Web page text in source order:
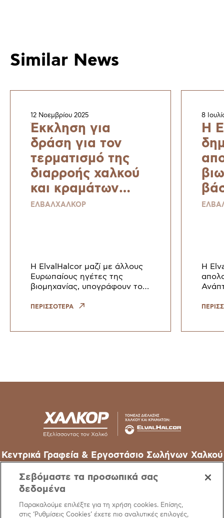
Similar News
12 Νοεμβρίου 2025
Έκκληση για
δράση για τον
τερματισμό της
διαρροής χαλκού
και κραμάτων
χαλκού – μιας
βιώσιμη Ευρώπη
ΕΛΒΑΛΧΑΛΚΟΡ
Η ElvalHalcor μαζί με άλλους
Ευρωπαίους ηγέτες της
βιομηχανίας, υπογράφουν το
Έκκληση για δράση για τον
ΠΕΡΙΣΣΟΤΕΡΑ
8
H
H
Κεντρικά Γραφεία & Εργοστάσιο Σωλήνων Χαλκού
62o χλμ Εθν. Οδού Αθηνών-Λαμίας, 32011 Οινόφυτα –
Βοιωτίας
T +30 22620 48111
Σεβόμαστε τα προσωπικά σας
δεδομένα
Παρακαλούμε επιλέξτε για τη χρήση cookies. Επίσης,
στις ‘Ρυθμίσεις Cookies’ έχετε πιο αναλυτικές επιλογές,